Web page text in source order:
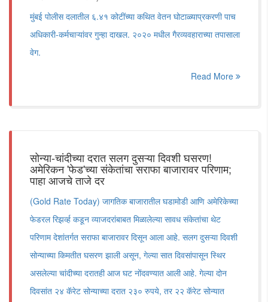
मुंबई पोलीस दलातील ६.४१ कोटींच्या कथित वेतन घोटाळ्याप्रकरणी पाच
अधिकारी-कर्मचाऱ्यांवर गुन्हा दाखल. २०२० मधील गैरव्यवहाराच्या तपासाला
वेग.
Read More
सोन्या-चांदीच्या दरात सलग दुसऱ्या दिवशी घसरण!
अमेरिकन 'फेड'च्या संकेतांचा सराफा बाजारावर परिणाम;
पाहा आजचे ताजे दर
(Gold Rate Today) जागतिक बाजारातील घडामोडी आणि अमेरिकेच्या
फेडरल रिझर्व्ह कडून व्याजदरांबाबत मिळालेल्या सावध संकेतांचा थेट
परिणाम देशांतर्गत सराफा बाजारावर दिसून आला आहे. सलग दुसऱ्या दिवशी
सोन्याच्या किमतीत घसरण झाली असून, गेल्या सात दिवसांपासून स्थिर
असलेल्या चांदीच्या दरातही आज घट नोंदवण्यात आली आहे. गेल्या दोन
दिवसांत २४ कॅरेट सोन्याच्या दरात २३० रुपये, तर २२ कॅरेट सोन्यात